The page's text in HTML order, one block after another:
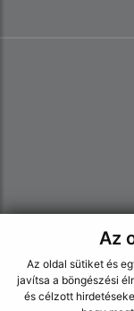
Az
Az oldal sütiket és
javítsa a böngészési
és célzott